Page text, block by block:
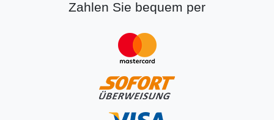
Zahlen Sie bequem per